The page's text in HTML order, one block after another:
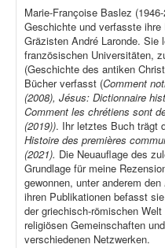
Marie-Françoise Baslez
Geschichte und verfasste
Gräzisten André Laronde. Sie
französischen Universitäten,
(Geschichte des antiken
Bücher verfasst (Comment
(2008), Jésus: Dictionnaire
Comment les chrétiens sont
(2019)). Ihr letztes Buch trägt
Histoire des premières
(2021). Die Neuauflage des
Grundlage für meine
gewonnen, unter anderem den
ihren Publikationen befasst
der griechisch-römischen
religiösen Gemeinschaften
verschiedenen Netzwerken.